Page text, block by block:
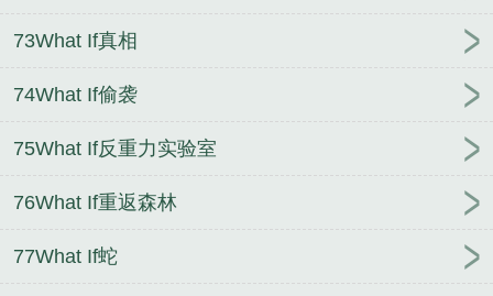
73What If真相
74What If偷袭
75What If反重力实验室
76What If重返森林
77What If蛇